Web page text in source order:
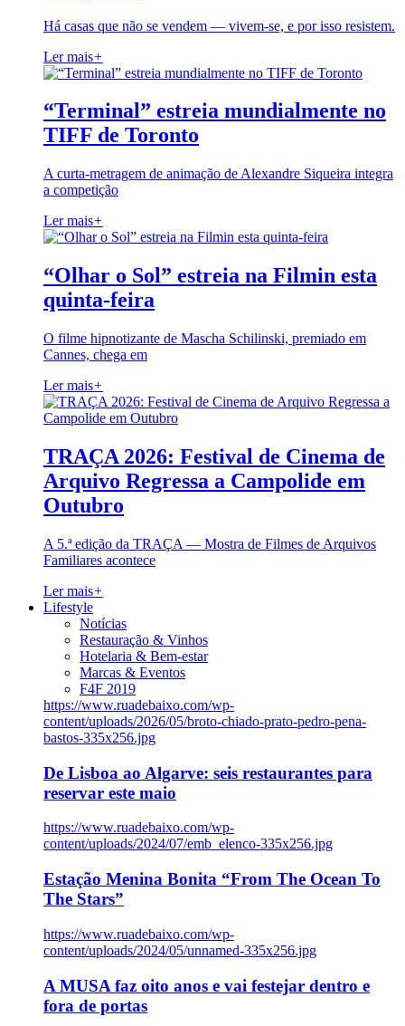
Há casas que não se vendem — vivem-se, e por isso resistem.
Ler mais+
“Terminal” estreia mundialmente no
TIFF de Toronto
A curta-metragem de animação de Alexandre Siqueira integra
a competição
Ler mais+
“Olhar o Sol” estreia na Filmin esta
quinta-feira
O filme hipnotizante de Mascha Schilinski, premiado em
Cannes, chega em
Ler mais+
TRAÇA 2026: Festival de Cinema de
Arquivo Regressa a Campolide em
Outubro
A 5.ª edição da TRAÇA — Mostra de Filmes de Arquivos
Familiares acontece
Ler mais+
Lifestyle
Notícias
Restauração & Vinhos
Hotelaria & Bem-estar
Marcas & Eventos
F4F 2019
https://www.ruadebaixo.com/wp-
content/uploads/2026/05/broto-chiado-prato-pedro-pena-
bastos-335x256.jpg
De Lisboa ao Algarve: seis restaurantes para
reservar este maio
https://www.ruadebaixo.com/wp-
content/uploads/2024/07/emb_elenco-335x256.jpg
Estação Menina Bonita “From The Ocean To
The Stars”
https://www.ruadebaixo.com/wp-
content/uploads/2024/05/unnamed-335x256.jpg
A MUSA faz oito anos e vai festejar dentro e
fora de portas